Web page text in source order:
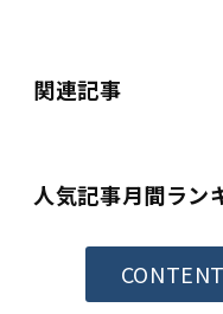
関連記事
人気記事月間ラン